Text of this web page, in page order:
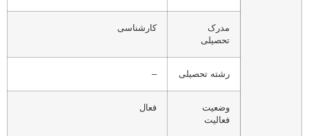
مدرک
تحصیلی
کارشناسی
رشته تحصیلی –
وضعیت
فعالیت
فعال